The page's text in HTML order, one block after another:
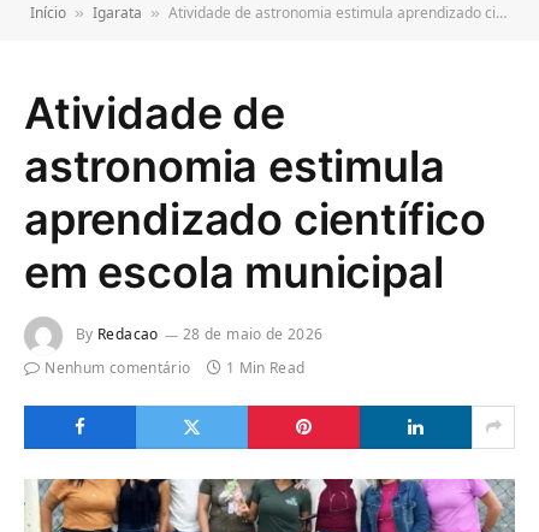
Início » Igarata » Atividade de astronomia estimula aprendizado científico em escola municipal
Atividade de
astronomia estimula
aprendizado científico
em escola municipal
By Redacao
28 de maio de 2026
Nenhum comentário
1 Min Read